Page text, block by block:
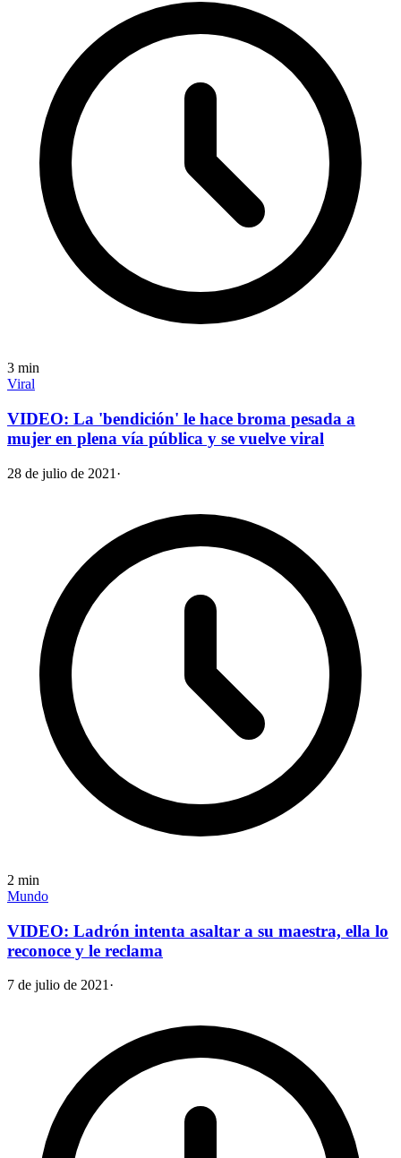
3 min
Viral
VIDEO: La 'bendición' le hace broma pesada a
mujer en plena vía pública y se vuelve viral
28 de julio de 2021 ·
2 min
Mundo
VIDEO: Ladrón intenta asaltar a su maestra, ella lo
reconoce y le reclama
7 de julio de 2021 ·